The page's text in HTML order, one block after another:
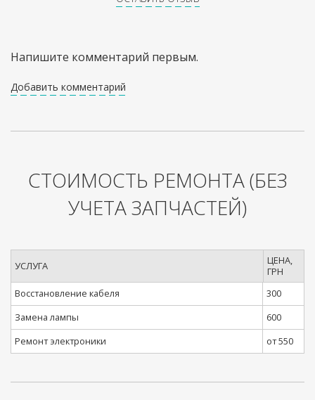
Напишите комментарий первым.
Добавить комментарий
СТОИМОСТЬ РЕМОНТА(БЕЗ
УЧЕТА ЗАПЧАСТЕЙ)
УСЛУГА
ЦЕНА,
ГРН
Восстановление кабеля
300
Замена лампы
600
Ремонт электроники
от 550